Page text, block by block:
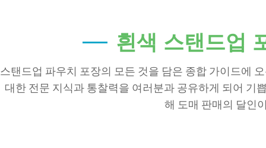
흰색 스탠드업
스탠드업 파우치 포장의 모든 것을 담은 종합 가이드에
대한 전문 지식과 통찰력을 여러분과 공유하게 되어 기
해 도매 판매의 달인